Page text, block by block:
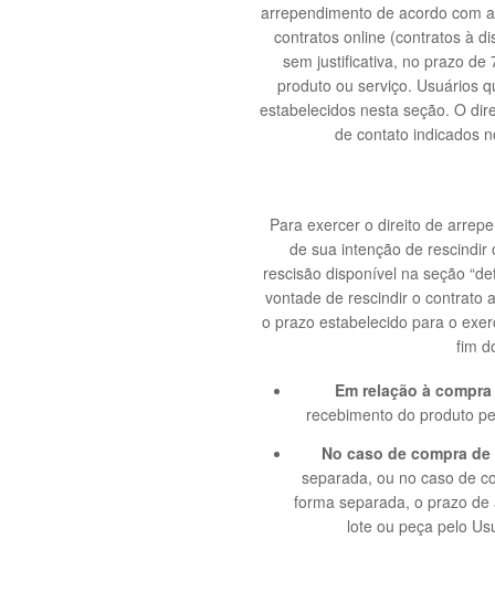
arrependimento de acordo com
contratos online (contratos à
sem justificativa, no prazo
produto ou serviço. Usuários
estabelecidos nesta seção. O
de contato indicados
Para exercer o direito de
de sua intenção de
rescisão disponível na seção
vontade de rescindir o contrato
o prazo estabelecido para o
fim
Em relação à
recebimento do produto
No caso de compra
separada, ou no caso de
forma separada, o prazo
lote ou peça pelo